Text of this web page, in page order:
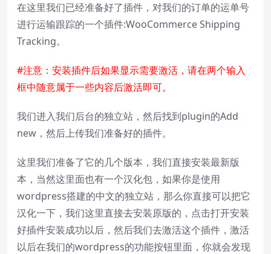
Reset restore all settings to the default values
Done
Close Modal Dialog
End of dialog window.
在这里我们已经准备好了插件，对我们的订单的运单号
进行运输跟踪的一个插件:WooCommerce Shipping
Tracking。
#注意：安装插件后如果显示需要激活，请在两个输入
框中随意属于一些内容后激活即可。
我们进入我们后台的独立站，然后找到plugin的Add
new，然后上传我们准备好的插件。
这里我们准备了它的几个版本，我们直接安装最新版
本，当然这里面也有一个汉化包，如果你是使用
wordpress搭建的中文的独立站，那么你直接可以把它
汉化一下，我们这里直接去安装原版的，点击打开安装
好插件安装成功以后，然后我们去激活这个插件，激活
以后在我们的wordpress的功能按钮里面，你就会发现